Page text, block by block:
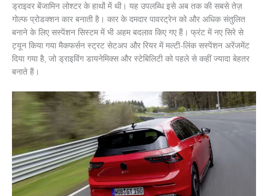
ड्राइवर बेंजामिन लोश्टर के हाथों में थी। यह उपलब्धि इसे अब तक की सबसे तेज़
गोल्फ प्रोडक्शन कार बनाती है। कार के दमदार पावरट्रेन को और अधिक संतुलित
बनाने के लिए सस्पेंशन सिस्टम में भी अहम बदलाव किए गए हैं। फ्रंट में नए सिरे से
ट्यून किया गया मैकफर्सन स्ट्रट सेटअप और रियर में मल्टी-लिंक सस्पेंशन अरेंजमेंट
दिया गया है, जो ड्राइविंग डायनेमिक्स और स्टेबिलिटी को पहले से कहीं ज्यादा बेहतर
बनाते हैं।